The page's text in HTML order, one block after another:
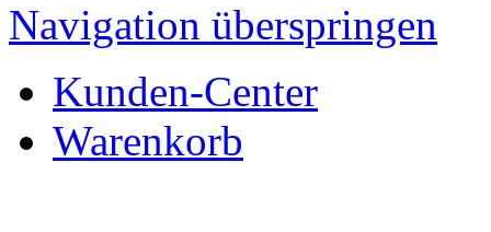
Navigation überspringen
Kunden-Center
Warenkorb